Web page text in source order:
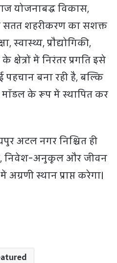
योजनाबद्ध विकास,
शहरीकरण का सशक्त
स्वास्थ्य, प्रौद्योगिकी,
में निरंतर प्रगति इसे
बना रही है, बल्कि
के रूप में स्थापित कर
अटल नगर निश्चित ही
निवेश-अनुकूल और जीवन
स्थान प्राप्त करेगा।